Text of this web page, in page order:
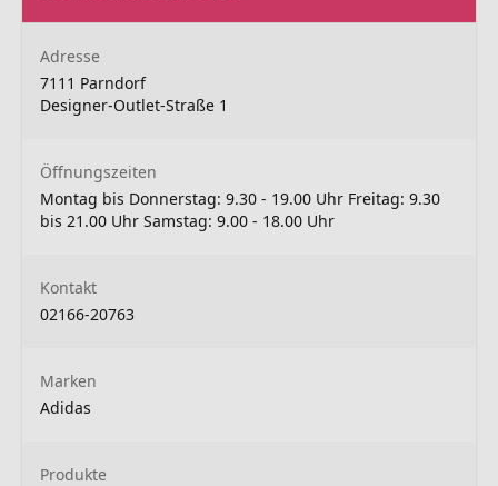
Adresse
7111 Parndorf
Designer-Outlet-Straße 1
Öffnungszeiten
Montag bis Donnerstag: 9.30 - 19.00 Uhr Freitag: 9.30
bis 21.00 Uhr Samstag: 9.00 - 18.00 Uhr
Kontakt
02166-20763
Marken
Adidas
Produkte